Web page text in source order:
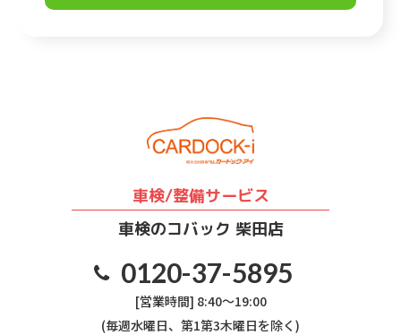
車検/整備サービス
車検のコバック 柴田店
0120-37-5895
[営業時間] 8:40～19:00
(毎週水曜日、第1第3木曜日を除く)